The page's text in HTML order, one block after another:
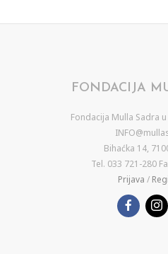
FONDACIJA
Fondacija Mulla Sadra
Bihaćka 14,
Tel. 033 721-280
Prijava /